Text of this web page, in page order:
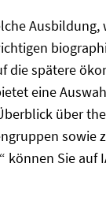
die spätere
eine
über
können Sie auf